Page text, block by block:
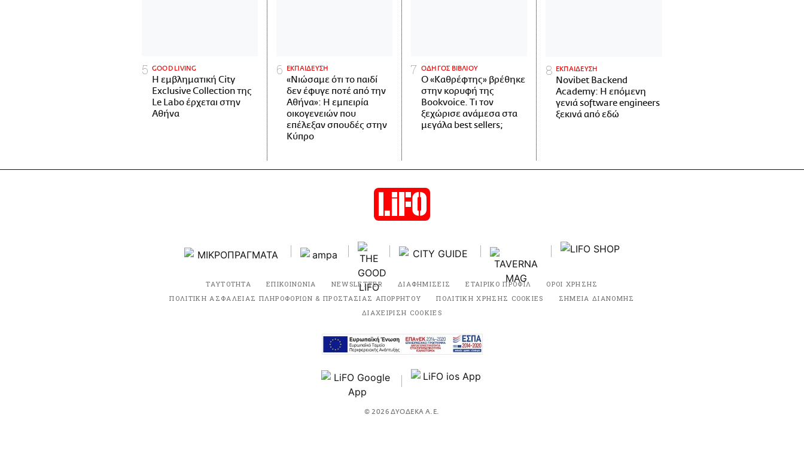
GOOD LIVING
Η εμβληματική City
Exclusive Collection της
Le Labo έρχεται στην
Αθήνα
ΕΚΠΑΙΔΕΥΣΗ
«Νιώσαμε ότι το παιδί
δεν έφυγε ποτέ από την
Αθήνα»: Η εμπειρία
οικογενειών που
επέλεξαν σπουδές στην
Κύπρο
ΟΔΗΓΟΣ ΒΙΒΛΙΟΥ
Ο «Καθρέφτης» βρέθηκε
στην κορυφή της
Bookvoice. Τι τον
ξεχώρισε ανάμεσα στα
μεγάλα best sellers;
ΕΚΠΑΙΔΕΥΣΗ
Novibet Backend
Academy: Η επόμενη
γενιά software engineers
ξεκινά από εδώ
ΤΑΥΤΟΤΗΤΑ ΕΠΙΚΟΙΝΩΝΙΑ NEWSLETTER ΔΙΑΦΗΜΙΣΕΙΣ ΕΤΑΙΡΙΚΟ ΠΡΟΦΙΛ
ΟΡΟΙ ΧΡΗΣΗΣ
ΠΟΛΙΤΙΚΗ ΑΣΦΑΛΕΙΑΣ ΠΛΗΡΟΦΟΡΙΩΝ & ΠΡΟΣΤΑΣΙΑΣ ΑΠΟΡΡΗΤΟΥ
ΠΟΛΙΤΙΚΗ ΧΡΗΣΗΣ COOKIES
ΣΗΜΕΙΑ ΔΙΑΝΟΜΗΣ
ΔΙΑΧΕΙΡΙΣΗ COOKIES
© 2026 ΔΥΟΔΕΚΑ Α.Ε.